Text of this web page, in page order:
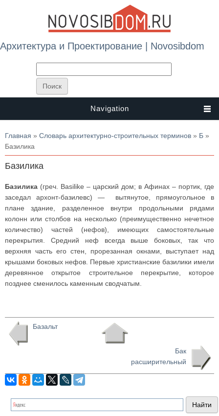
Архитектура и Проектирование | Novosibdom
Navigation
Вы здесь
Главная » Словарь архитектурно-строительных терминов » Б »
Базилика
Базилика
Базилика (греч. Basilike – царский дом; в Афинах – портик, где
заседал архонт-базилевс) — вытянутое, прямоугольное в
плане здание, разделенное внутри продольными рядами
колонн или столбов на несколько (преимущественно нечетное
количество) частей (нефов), имеющих самостоятельные
перекрытия. Средний неф всегда выше боковых, так что
верхняя часть его стен, прорезанная окнами, выступает над
крышами боковых нефов. Первые христианские базилики имели
деревянное открытое строительное перекрытие, которое
позднее сменилось каменным сводчатым.
Базальт
Бак
расширительный